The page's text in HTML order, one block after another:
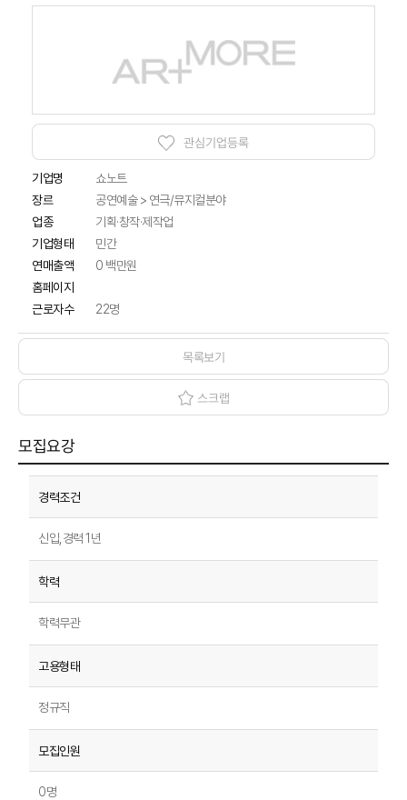
관심기업등록
기업명 쇼노트
장르
공연예술 > 연극/뮤지컬분야
업종
기획·창작·제작업
기업형태
민간
연매출액
0 백만원
홈페이지
근로자수
22명
목록보기
스크랩
모집요강
신입,경력 1년
학력무관
정규직
0명